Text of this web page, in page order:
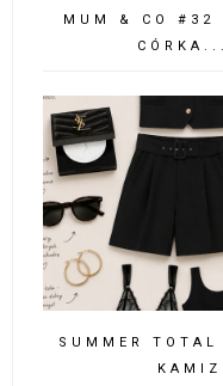
MUM & CO #32
SUMMER